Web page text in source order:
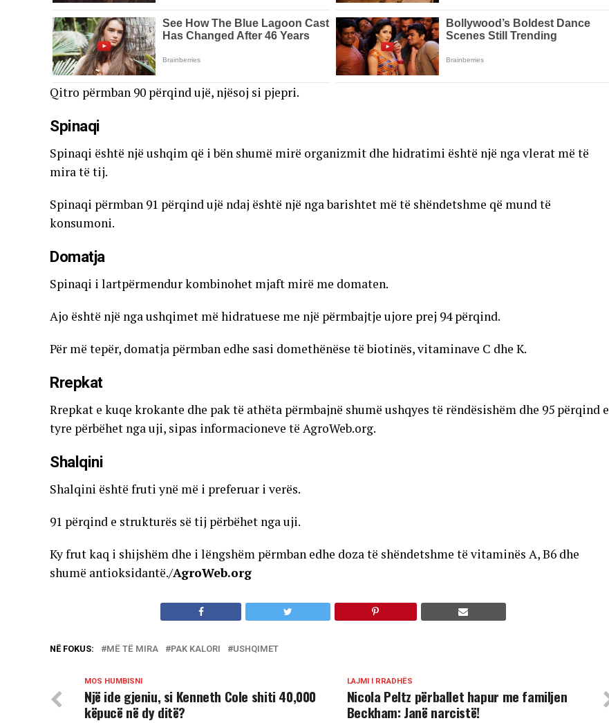
Qitro përmban 90 përqind ujë, njësoj si pjepri.
Spinaqi
Spinaqi është një ushqim që i bën shumë mirë organizmit dhe hidratimi është një nga vlerat më të
mira të tij.
Spinaqi përmban 91 përqind ujë ndaj është një nga barishtet më të shëndetshme që mund të
konsumoni.
Domatja
Spinaqi i lartpërmendur kombinohet mjaft mirë me domaten.
Ajo është një nga ushqimet më hidratuese me një përmbajtje ujore prej 94 përqind.
Për më tepër, domatja përmban edhe sasi domethënëse të biotinës, vitaminave C dhe K.
Rrepkat
Rrepkat e kuqe krokante dhe pak të athëta përmbajnë shumë ushqyes të rëndësishëm dhe 95 përqind e
tyre përbëhet nga uji, sipas informacioneve të AgroWeb.org.
Shalqini
Shalqini është fruti ynë më i preferuar i verës.
91 përqind e strukturës së tij përbëhet nga uji.
Ky frut kaq i shijshëm dhe i lëngshëm përmban edhe doza të shëndetshme të vitaminës A, B6 dhe
shumë antioksidantë./AgroWeb.org
NË FOKUS: MË TË MIRA PAK KALORI USHQIMET
LAJMI I RRADHËS
Nicola Peltz përballet hapur me familjen
Beckham: Janë narcistë!
MOS HUMBISNI
Një ide gjeniu, si Kenneth Cole shiti 40,000
këpucë në dy ditë?